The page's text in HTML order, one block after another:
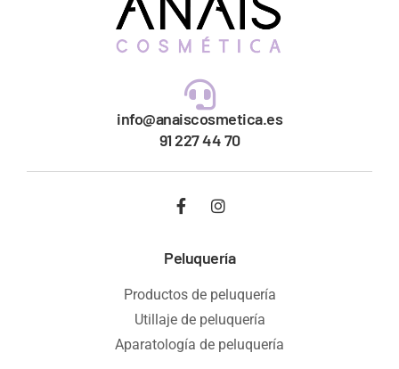
info@anaiscosmetica.es
91 227 44 70
Peluquería
Productos de peluquería
Utillaje de peluquería
Aparatología de peluquería